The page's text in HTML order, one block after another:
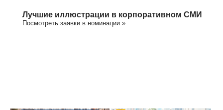
Лучшие иллюстрации в корпоративном СМИ
Посмотреть заявки в номинации »